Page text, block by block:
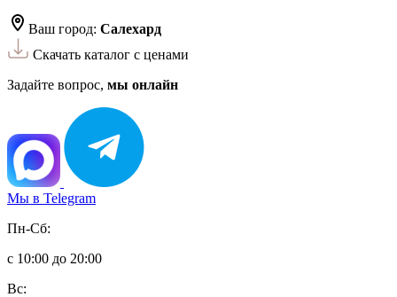
Ваш город: Салехард
Скачать каталог с ценами
Задайте вопрос, мы онлайн
Мы в Telegram
Пн-Сб:
с 10:00 до 20:00
Вс: